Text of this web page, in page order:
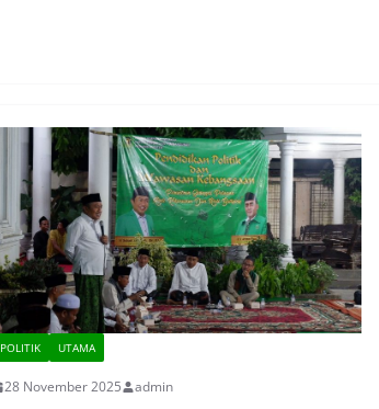
POLITIK UTAMA
28 November 2025 admin